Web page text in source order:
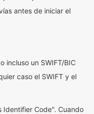
antes de iniciar el
incluso un SWIFT/BIC
caso el SWIFT y el
Identifier Code". Cuando